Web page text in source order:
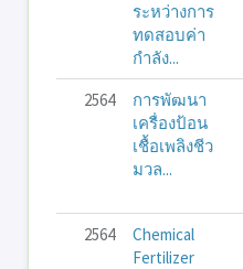
ระหว่างการ
ทดสอบค่า
กำลัง...
2564
การพัฒนา
เครื่องป้อน
เชื้อเพลิงชีว
มวล...
2564
Chemical
Fertilizer